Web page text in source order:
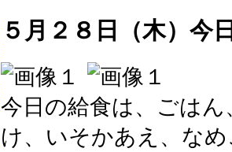
５月２８日（木）今
今日の給食は、ごは
け、いそかあえ、な